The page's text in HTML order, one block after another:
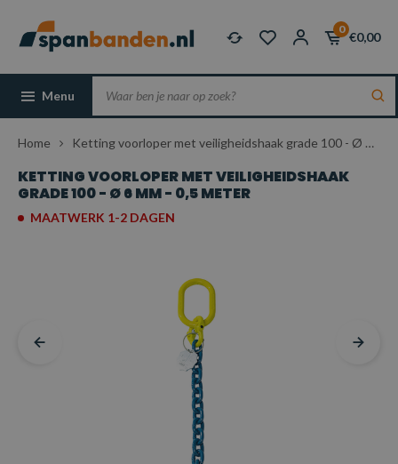
0
€0,00
Menu
Home Ketting voorloper met veiligheidshaak grade 100 - Ø 6 mm - 0,5 meter
KETTING VOORLOPER MET VEILIGHEIDSHAAK
GRADE 100 - Ø 6 MM - 0,5 METER
MAATWERK 1-2 DAGEN